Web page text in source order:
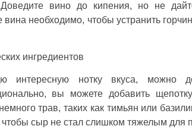
вино до кипения, но не
необходимо, чтобы устранить
ингредиентов
интересную нотку вкуса, можно
вы можете добавить
трав, таких как тимьян или
чтобы сыр не стал слишком тяжелым для